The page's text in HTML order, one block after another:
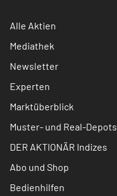
Alle Aktien
Mediathek
Newsletter
Experten
Marktüberblick
Muster- und Real-Depots
DER AKTIONÄR Indizes
Abo und Shop
Bedienhilfen